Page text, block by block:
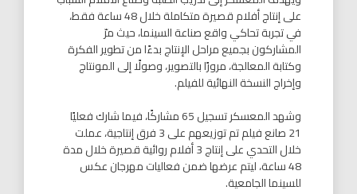
على إنتاج أفلام قصيرة متكاملة خلال 48 ساعة فقط،
في تجربة تحاكي واقع صناعة السينما، حيث مرّ
المشاركون بجميع مراحل الإنتاج بدءًا من تطوير الفكرة
وكتابة المعالجة، مرورًا بالتصوير، وصولًا إلى المونتاج
وإخراج النسخة النهائية للفيلم.
وشهد المعسكر تسجيل 65 مشاركًا، فيما شارك فعليًا
21 صانع فيلم تم توزيعهم على 3 فرق إنتاجية، عملت
خلال التحدي على إنتاج 3 أفلام روائية قصيرة خلال مدة
48 ساعة، ليتم عرضها ضمن فعاليات مهرجان عكس
للسينما الجامعية.